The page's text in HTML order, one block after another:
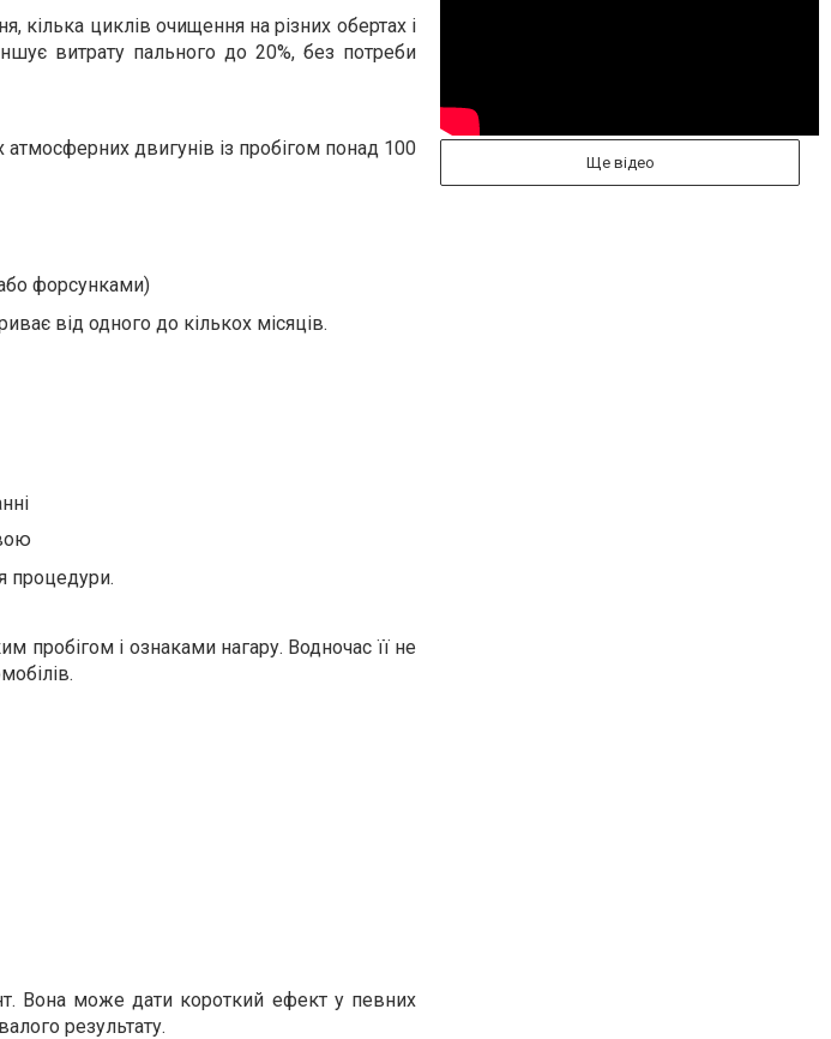
кілька циклів очищення на різних обертах і
витрату пального до 20%, без потреби
двигунів із пробігом понад 100
форсунками)
від одного до кількох місяців.
процедури.
пробігом і ознаками нагару. Водночас її не
Вона може дати короткий ефект у певних
результату.
Ще відео